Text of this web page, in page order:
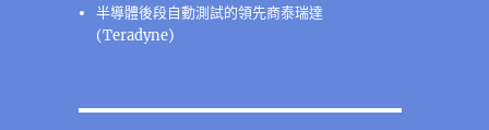
半導體後段⾃動測試的領先商泰瑞達
(Teradyne)